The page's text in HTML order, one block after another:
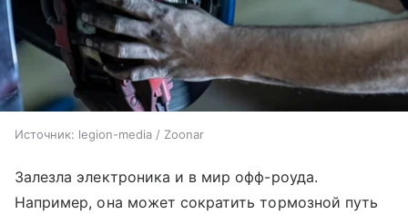
Источник: legion-media / Zoonar
Залезла электроника и в мир офф-роуда.
Например, она может сократить тормозной путь